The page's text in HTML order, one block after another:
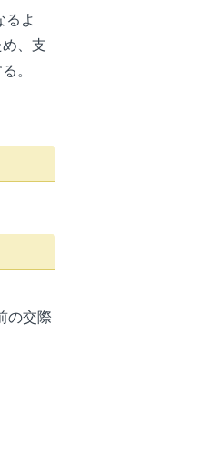
るよ
、支
。
の交際